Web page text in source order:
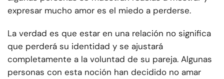
expresar mucho amor es el miedo a perderse.
La verdad es que estar en una relación no significa
que perderá su identidad y se ajustará
completamente a la voluntad de su pareja. Algunas
personas con esta noción han decidido no amar